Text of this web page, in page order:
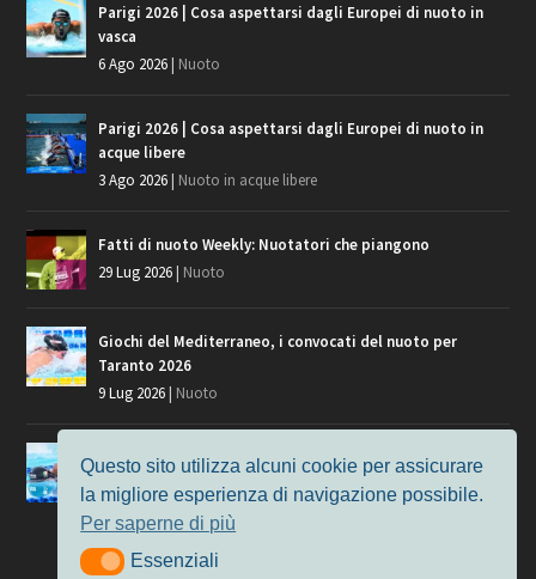
Parigi 2026 | Cosa aspettarsi dagli Europei di nuoto in
vasca
6 Ago 2026| Nuoto
Parigi 2026 | Cosa aspettarsi dagli Europei di nuoto in
acque libere
3 Ago 2026| Nuoto in acque libere
Fatti di nuoto Weekly: Nuotatori che piangono
29 Lug 2026| Nuoto
Giochi del Mediterraneo, i convocati del nuoto per
Taranto 2026
9 Lug 2026| Nuoto
Europei di Nuoto Parigi 2026: fra veterani e giovani, chi
7 Lug 2026
Nuoto
Questo sito utilizza alcuni cookie per assicurare
la migliore esperienza di navigazione possibile.
Per saperne di più
EssenzialiEssenziali